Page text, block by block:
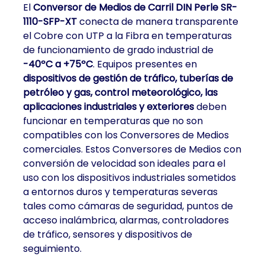
ElConversor de Medios de Carril DIN Perle SR-
1110-SFP-XTconecta de manera transparente
el Cobre con UTP a la Fibra en temperaturas
de funcionamiento de grado industrial de
-40ºC a +75ºC. Equipos presentes en
dispositivos de gestión de tráfico, tuberías de
petróleo y gas, control meteorológico, las
aplicaciones industriales y exterioresdeben
funcionar en temperaturas que no son
compatibles con los Conversores de Medios
comerciales. Estos Conversores de Medios con
conversión de velocidad son ideales para el
uso con los dispositivos industriales sometidos
a entornos duros y temperaturas severas
tales como cámaras de seguridad, puntos de
acceso inalámbrica, alarmas, controladores
de tráfico, sensores y dispositivos de
seguimiento.